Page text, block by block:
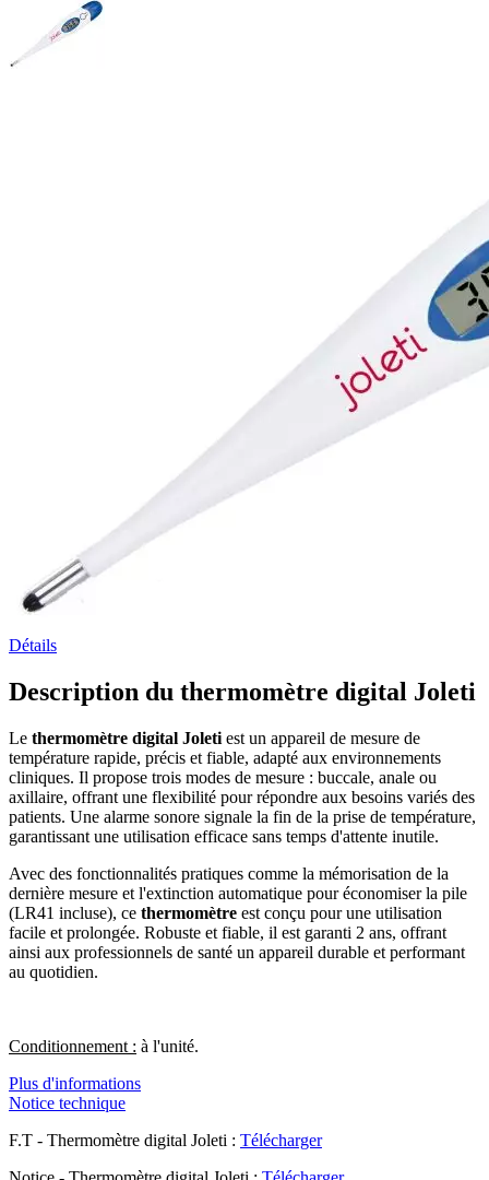
Détails
Description du thermomètre digital Joleti
Le thermomètre digital Joleti est un appareil de mesure de
température rapide, précis et fiable, adapté aux environnements
cliniques. Il propose trois modes de mesure : buccale, anale ou
axillaire, offrant une flexibilité pour répondre aux besoins variés des
patients. Une alarme sonore signale la fin de la prise de température,
garantissant une utilisation efficace sans temps d'attente inutile.
Avec des fonctionnalités pratiques comme la mémorisation de la
dernière mesure et l'extinction automatique pour économiser la pile
(LR41 incluse), ce thermomètre est conçu pour une utilisation
facile et prolongée. Robuste et fiable, il est garanti 2 ans, offrant
ainsi aux professionnels de santé un appareil durable et performant
au quotidien.
Conditionnement : à l'unité.
Plus d'informations
Notice technique
F.T - Thermomètre digital Joleti : Télécharger